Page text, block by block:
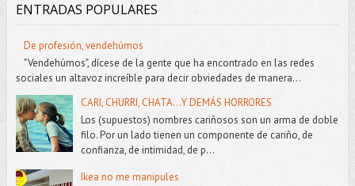
ENTRADAS POPULARES
De profesión, vendehúmos
"Vendehúmos", dícese de la gente que ha encontrado en las redes
sociales un altavoz increíble para decir obviedades de manera...
CARI, CHURRI, CHATA...Y DEMÁS HORRORES
Los (supuestos) nombres cariñosos son un arma de doble
filo. Por un lado tienen un componente de cariño, de
confianza, de intimidad, de p...
Ikea no me manipules